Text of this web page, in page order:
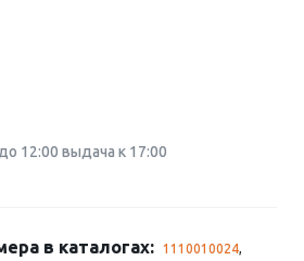
12:00 выдача к 17:00
в каталогах: 1110010024,